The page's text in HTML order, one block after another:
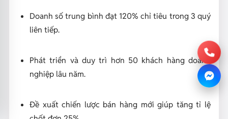
Doanh số trung bình đạt 120% chỉ tiêu trong 3 quý
liên tiếp.
Phát triển và duy trì hơn 50 khách hàng doanh
nghiệp lâu năm.
Đề xuất chiến lược bán hàng mới giúp tăng tỉ lệ